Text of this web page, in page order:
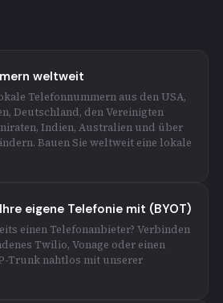
weltweit
Telefonnummern aus den USA,
Deutschland, den Vereinigten
Indien, Australien und über
Bauen Sie weltweit eine lokale
eigene Telefonie mit (BYOT)
einen Telefonanbieter? Verbinden
Twilio, Vonage oder einen
Trunk nahtlos mit unserer